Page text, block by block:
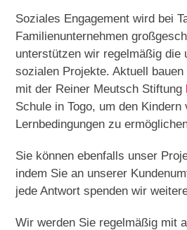
Soziales Engagement wird bei
Familienunternehmen
unterstützen wir regelmäßig die
sozialen Projekte. Aktuell
mit der Reiner Meutsch Stiftung
Schule in Togo, um den Kindern
Lernbedingungen zu
Sie können ebenfalls unser
indem Sie an unserer
jede Antwort spenden wir
Wir werden Sie regelmäßig mit